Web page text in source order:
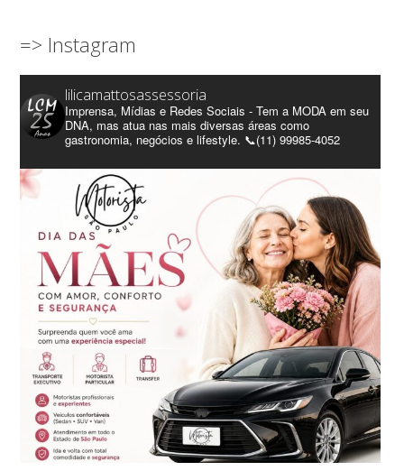
=> Instagram
lilicamattosassessoria
Imprensa, Mídias e Redes Sociais - Tem a MODA em seu
DNA, mas atua nas mais diversas áreas como
gastronomia, negócios e lifestyle. 📞(11) 99985-4052